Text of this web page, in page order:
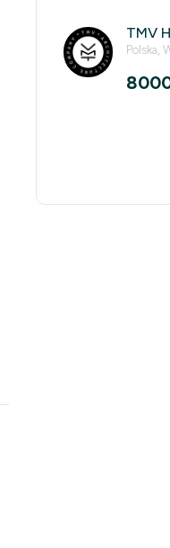
TMV
Polska,